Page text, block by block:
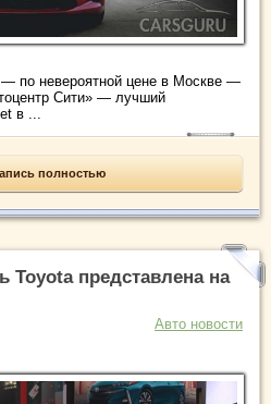
— по невероятной цене в Москве —
Сити» — лучший
в ...
полностью
представлена на
Авто новости